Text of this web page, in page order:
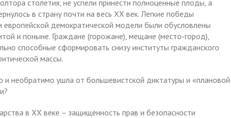
столетия, не успели принести полноценные плоды, а
в страну почти на весь XX век. Легкие победы
европейской демократической модели были обусловлены
и поныне. Граждане (горожане), мещане (место-город),
способные сформировать снизу институты гражданского
массы.
необратимо ушла от большевистской диктатуры и «плановой
в XX веке – защищенность прав и безопасности